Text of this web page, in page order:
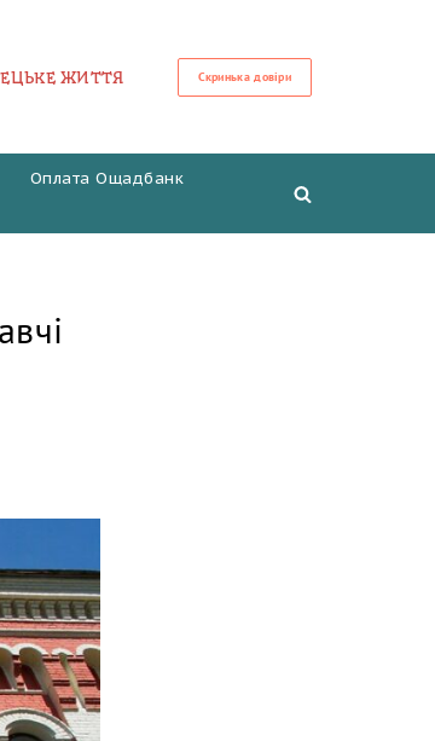
ЖИТТЯ Скринька довіри
Оплата Ощадбанк